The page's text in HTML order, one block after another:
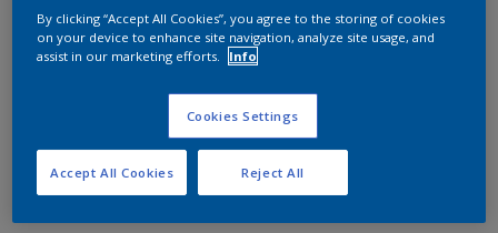
Op dit moment is het niet mogelijk dit product online
te bestellen. Houd de website in de gaten, we werken
er hard aan om de voorraad aan te vullen.
By clicking “Accept All Cookies”, you agree to the storing of cookies
on your device to enhance site navigation, analyze site usage, and
assist in our marketing efforts.
Info
Cookies Settings
Reject All
Accept All Cookies